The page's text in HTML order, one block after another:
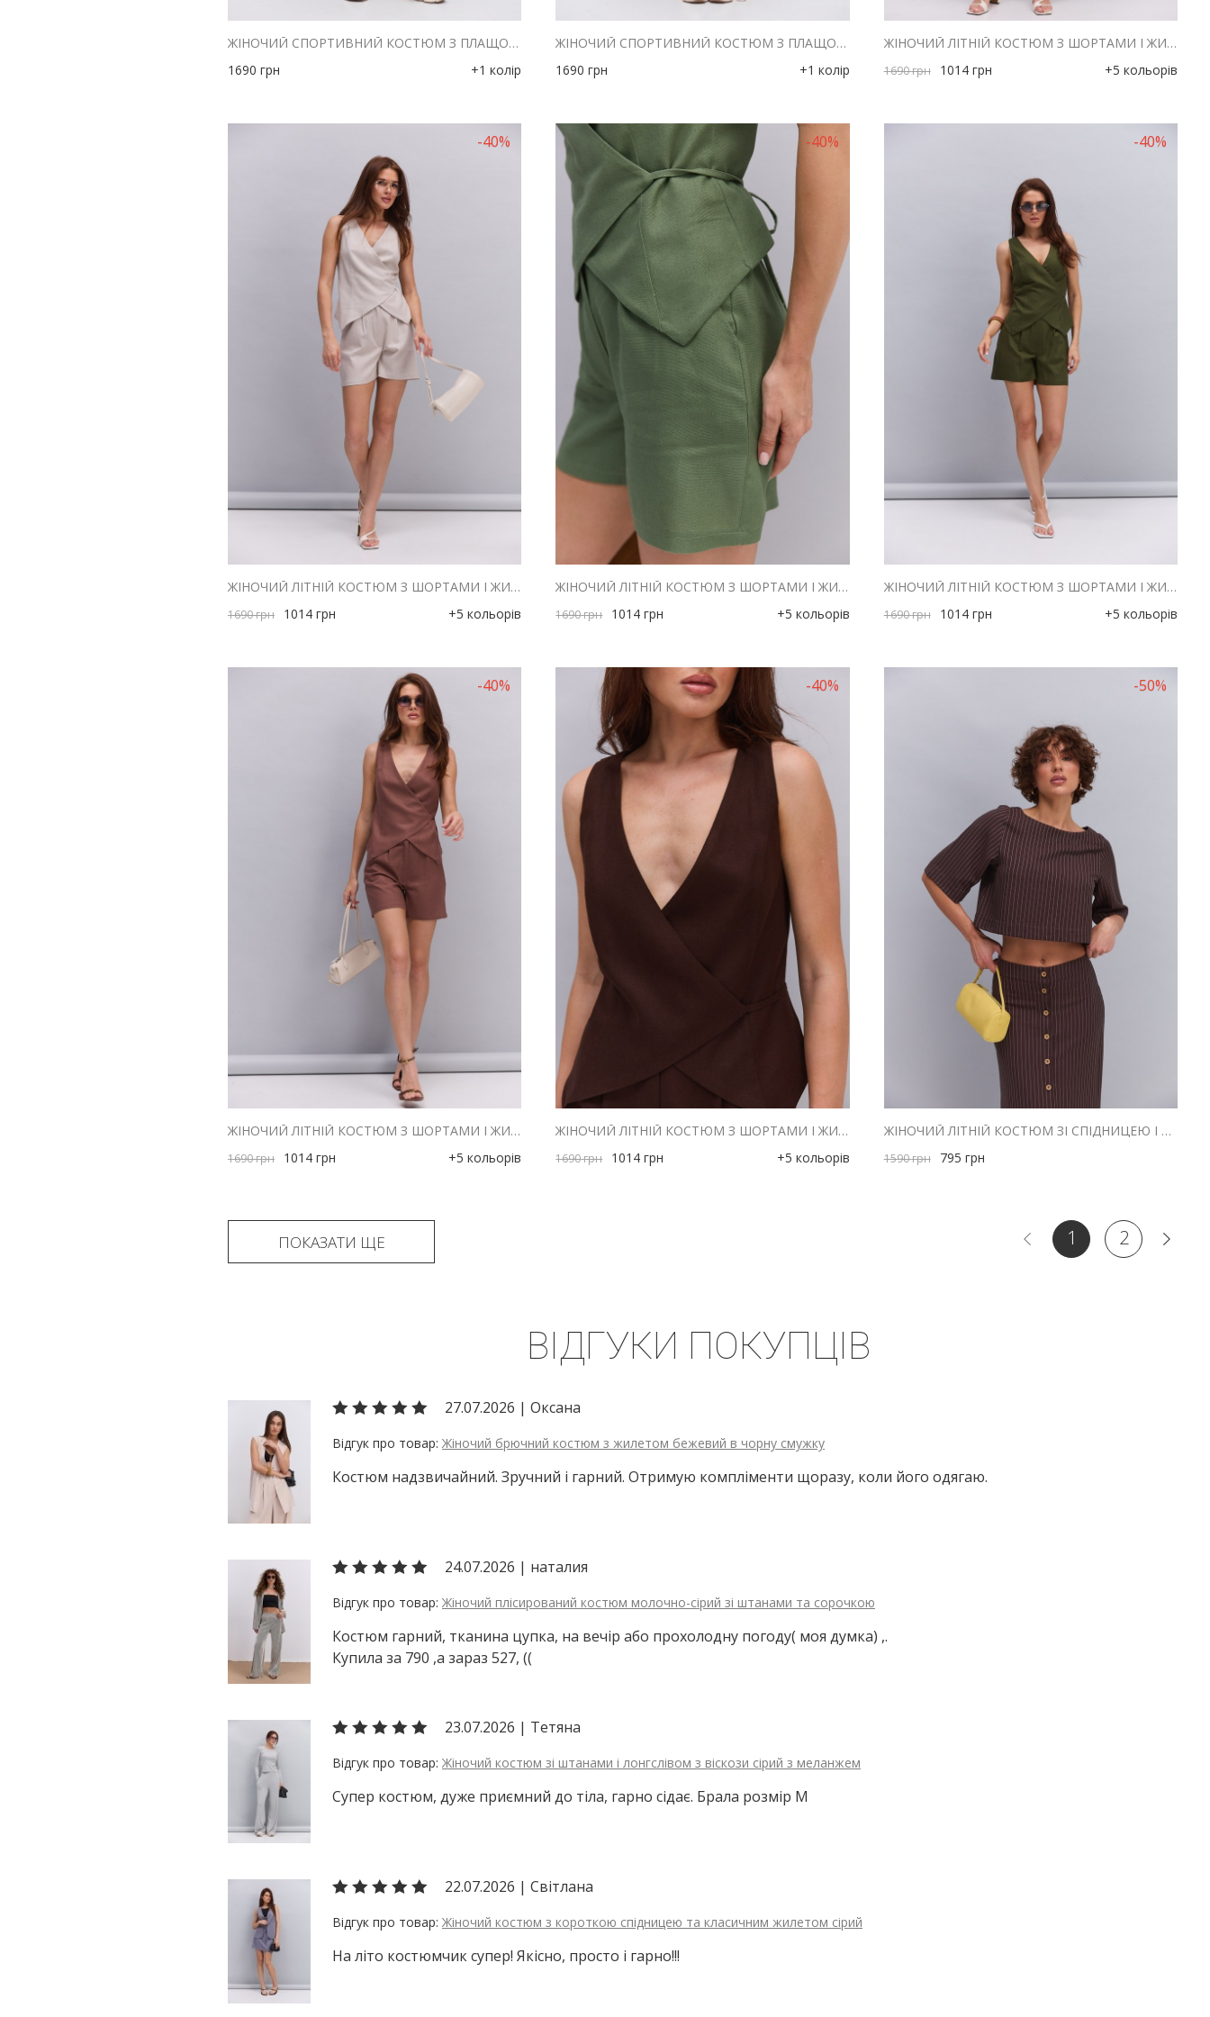
ЖІНОЧИЙ СПОРТИВНИЙ КОСТЮМ З ПЛАЩОВКИ СВІТЛО-БЕЖЕВИЙ
1690 грн +1 колір
ЖІНОЧИЙ СПОРТИВНИЙ КОСТЮМ З ПЛАЩОВКИ ТЕМНО-БЕЖЕВИЙ
1690 грн +1 колір
ЖІНОЧИЙ ЛІТНІЙ КОСТЮМ З ШОРТАМИ І ЖИЛЕТОМ З ЛЬОНУ РОЖЕВИЙ
1690грн 1014 грн +5 кольорів
-40%
ЖІНОЧИЙ ЛІТНІЙ КОСТЮМ З ШОРТАМИ І ЖИЛЕТОМ З ЛЬОНУ СВІТЛО-БЕЖЕВИЙ
1690грн 1014 грн +5 кольорів
-40%
ЖІНОЧИЙ ЛІТНІЙ КОСТЮМ З ШОРТАМИ І ЖИЛЕТОМ З ЛЬОНУ КОЛЬОРУ СВІТЛИЙ ХАКІ
1690грн 1014 грн +5 кольорів
-40%
ЖІНОЧИЙ ЛІТНІЙ КОСТЮМ З ШОРТАМИ І ЖИЛЕТОМ З ЛЬОНУ ХАКІ
1690грн 1014 грн +5 кольорів
-40%
ЖІНОЧИЙ ЛІТНІЙ КОСТЮМ З ШОРТАМИ І ЖИЛЕТОМ З ЛЬОНУ КОРИЧНЕВИЙ
1690грн 1014 грн +5 кольорів
-40%
ЖІНОЧИЙ ЛІТНІЙ КОСТЮМ З ШОРТАМИ І ЖИЛЕТОМ З ЛЬОНУ ТЕМНО-ШОКОЛАДНИЙ
1690грн 1014 грн +5 кольорів
-50%
ЖІНОЧИЙ ЛІТНІЙ КОСТЮМ ЗІ СПІДНИЦЕЮ І ТОПОМ ШОКОЛАДНИЙ В СМУЖКУ
1590грн 795 грн
ПОКАЗАТИ ЩЕ 1 2
ВІДГУКИ ПОКУПЦІВ
27.07.2026 | Оксана
Жіночий брючний костюм з жилетом бежевий в чорну смужку
Костюм надзвичайний. Зручний і гарний. Отримую компліменти щоразу, коли його одягаю.
24.07.2026 | наталия
Жіночий плісирований костюм молочно-сірий зі штанами та сорочкою
Костюм гарний, тканина цупка, на вечір або прохолодну погоду( моя думка) ,.
Купила за 790 ,а зараз 527, ((
23.07.2026 | Тетяна
Жіночий костюм зі штанами і лонгслівом з віскози сірий з меланжем
Супер костюм, дуже приємний до тіла, гарно сідає. Брала розмір M
22.07.2026 | Світлана
Жіночий костюм з короткою спідницею та класичним жилетом сірий
На літо костюмчик супер! Якісно, просто і гарно!!!